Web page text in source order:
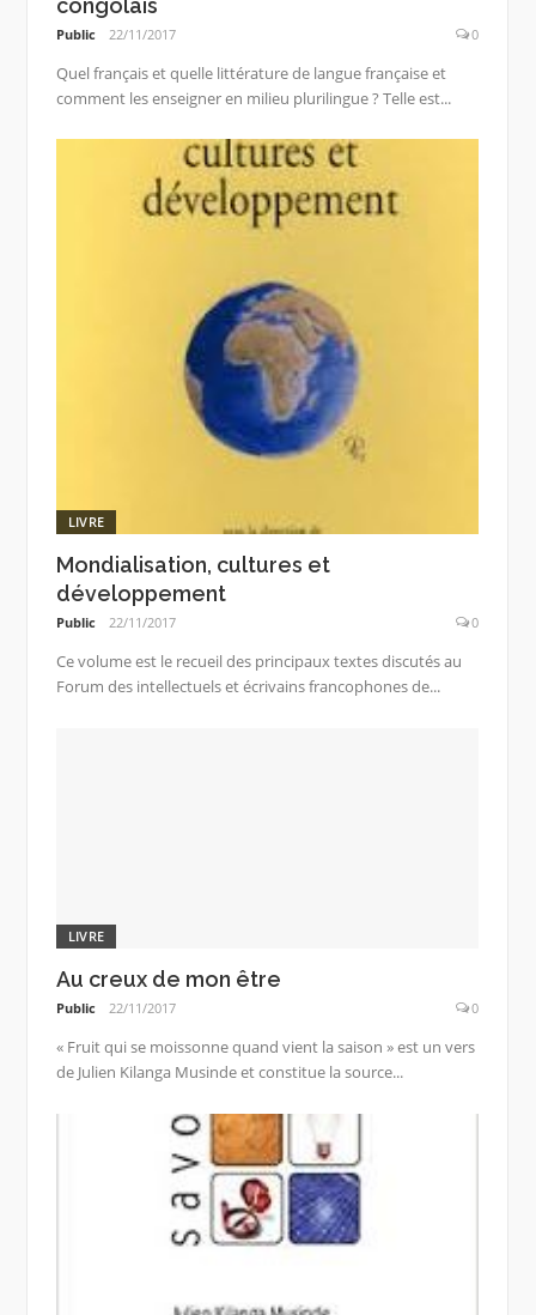
congolais
Public 22/11/2017 0
Quel français et quelle littérature de langue française et
comment les enseigner en milieu plurilingue ? Telle est...
LIVRE
Mondialisation, cultures et
développement
Public 22/11/2017 0
Ce volume est le recueil des principaux textes discutés au
Forum des intellectuels et écrivains francophones de...
LIVRE
Au creux de mon être
Public 22/11/2017 0
« Fruit qui se moissonne quand vient la saison » est un vers
de Julien Kilanga Musinde et constitue la source...